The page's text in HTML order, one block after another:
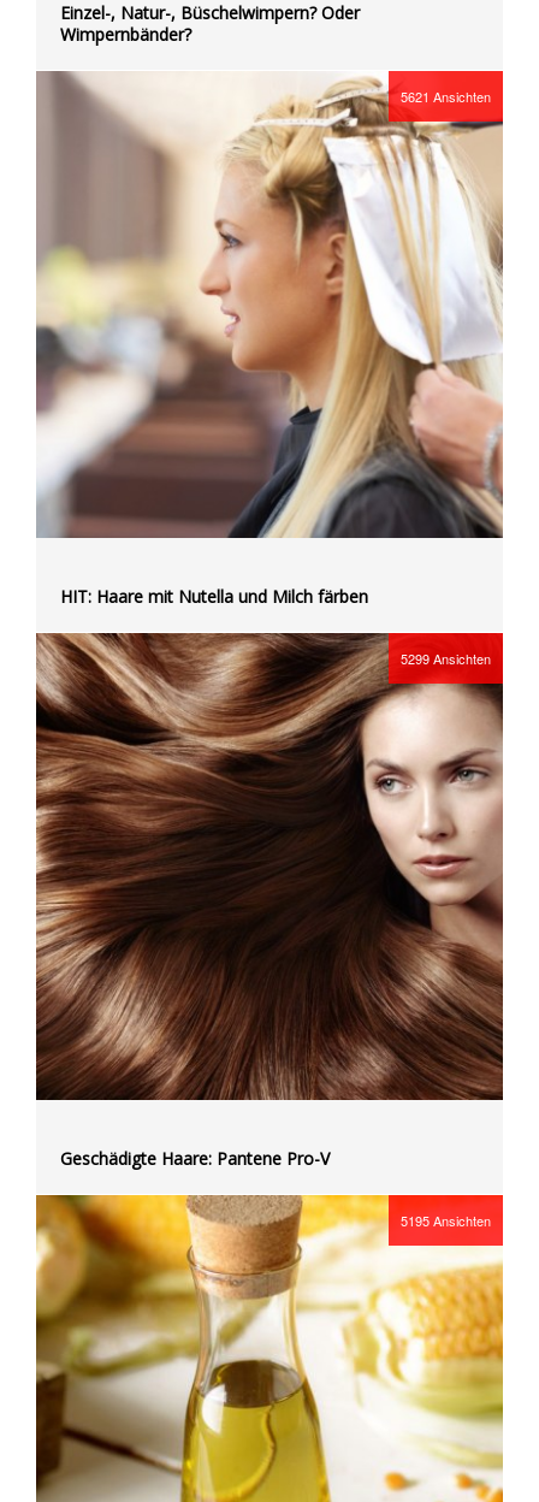
Einzel-, Natur-, Büschelwimpern? Oder
Wimpernbänder?
5621 Ansichten
HIT: Haare mit Nutella und Milch färben
5299Ansichten
Geschädigte Haare: Pantene Pro-V
5195Ansichten